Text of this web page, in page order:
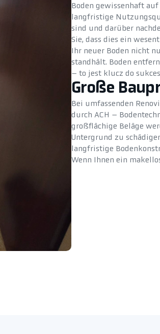
Boden gewissenhaft
langfristige
sind und darüber
Sie, dass dies ein
Ihr neuer Boden nicht
standhält. Boden
– to jest klucz do
Große
Bei umfassenden
durch ACH –
großflächige Beläge
Untergrund zu
langfristige
Wenn Ihnen ein